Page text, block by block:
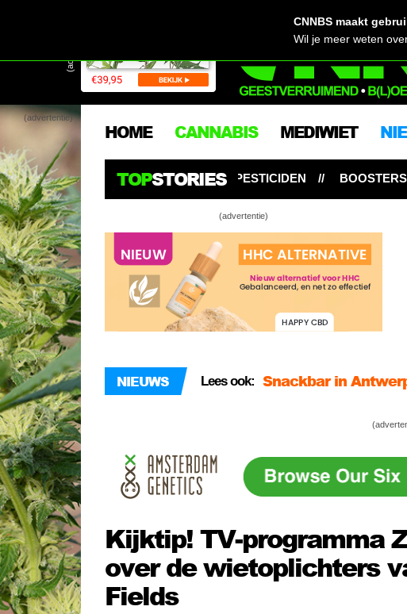
(advertentie)
(advertentie)
HOME CANNABIS MEDIWIET
TOPSTORIES
DE NIEUWE PESTICIDEN BOOSTERS EN SUPPLEMENTEN:
(advertentie)
NIEUWS Lees ook:
Drietal roept alle
cannabis!
Florida op koers
worden
met hasj
Drietal roept alle
Florida op koers
worden
Kijktip! TV-programma
over de wietoplichters
Fields
CNNBS maakt
Wil je meer weten